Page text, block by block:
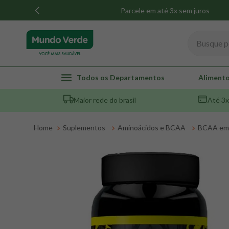
Parcele em até 3x sem juros
Todos os Departamentos
Maior rede do brasil Até
Suplementos Aminoácidos e BCAA BCAA
TERMOS MAIS BUSCADOS
1º whey
2º creatina
omega 3
snack proteico mundo verde
º psyllium